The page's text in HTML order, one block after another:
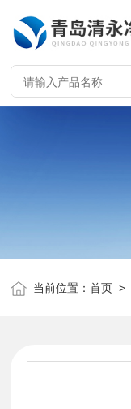
当前位置：首页 >